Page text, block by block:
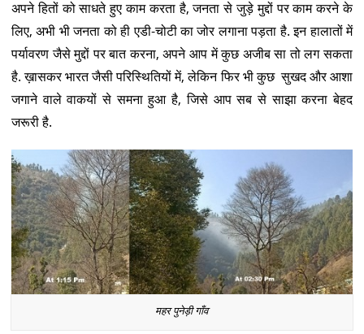
अपने हितों को साधते हुए काम करता है, जनता से जुड़े मुद्दों पर काम करने के
लिए, अभी भी जनता को ही एडी-चोटी का जोर लगाना पड़ता है. इन हालातों में
पर्यावरण जैसे मुद्दों पर बात करना, अपने आप में कुछ अजीब सा तो लग सकता
है. ख़ासकर भारत जैसी परिस्थितियों में, लेकिन फिर भी कुछ सुखद और आशा
जगाने वाले वाकयों से समना हुआ है, जिसे आप सब से साझा करना बेहद
जरूरी है.
महर पुनेड़ी गाँव